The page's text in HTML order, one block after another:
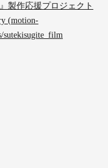
製作応援プロジェクト
(motion-
sutekisugite_film